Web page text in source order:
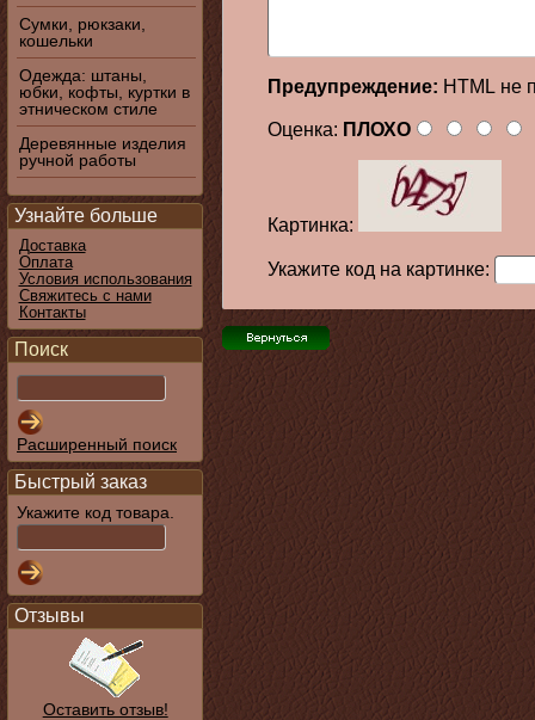
Предупреждение: HTML не
Оценка: ПЛОХО
Картинка:
Укажите код на картинке:
Сумки, рюкзаки,
кошельки
Одежда: штаны,
юбки, кофты, куртки в
этническом стиле
Деревянные изделия
ручной работы
Узнайте больше
Доставка
Оплата
Условия использования
Свяжитесь с нами
Контакты
Поиск
Расширенный поиск
Быстрый заказ
Укажите код товара.
Отзывы
Оставить отзыв!